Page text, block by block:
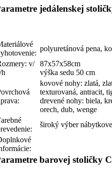
jedálenskej
polyuretánová pena,
v/
h
87x57x58cm
výška sedu 50 cm
kovové nohy: zlatá,
texturovaná, antracit,
drevené nohy: biela,
orech, dub, wenge
široký výber
barovej stoličky